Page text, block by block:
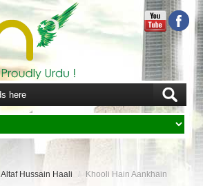
Altaf Hussain Haali / Khooli Hain Aankhain